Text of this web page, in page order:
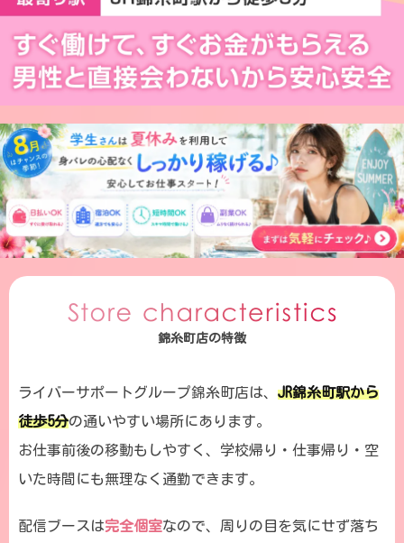
錦糸町店の特徴
ライバーサポートグループ錦糸町店は、 JR錦糸町駅から
徒歩5分の通いやすい場所にあります。
お仕事前後の移動もしやすく、学校帰り・仕事帰り・空
いた時間にも無理なく通勤できます。
配信ブースは完全個室なので、周りの目を気にせず落ち